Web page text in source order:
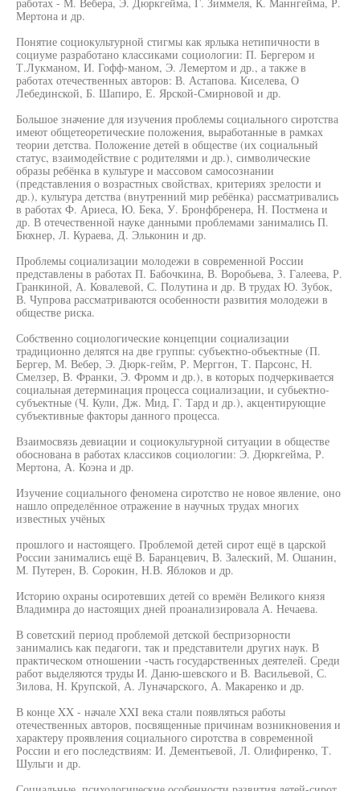
Мертона и др.
Понятие социокультурной стигмы как ярлыка нетипичности в
социуме разработано классиками социологии: П. Бергером и
Т.Лукманом, И. Гофф-маном, Э. Лемертом и др., а также в
работах отечественных авторов: В. Астапова. Киселева, О
Лебединской, Б. Шапиро, Е. Ярской-Смирновой и др.
Большое значение для изучения проблемы социального сиротства
имеют общетеоретические положения, выработанные в рамках
теории детства. Положение детей в обществе (их социальный
статус, взаимодействие с родителями и др.), символические
образы ребёнка в культуре и массовом самосознании
(представления о возрастных свойствах, критериях зрелости и
др.), культура детства (внутренний мир ребёнка) рассматривались
в работах Ф. Ариеса, Ю. Бека, У. Бронфбренера, Н. Постмена и
др. В отечественной науке данными проблемами занимались П.
Бюхнер, Л. Кураева, Д. Эльконин и др.
Проблемы социализации молодежи в современной России
представлены в работах П. Бабочкина, В. Воробьева, 3. Галеева, Р.
Гранкиной, А. Ковалевой, С. Полутина и др. В трудах Ю. Зубок,
В. Чупрова рассматриваются особенности развития молодежи в
обществе риска.
Собственно социологические концепции социализации
традиционно делятся на две группы: субъектно-объектные (П.
Бергер, М. Вебер, Э. Дюрк-гейм, Р. Мерггон, Т. Парсонс, Н.
Смелзер, В. Франки, Э. Фромм и др.), в которых подчеркивается
социальная детерминация процесса социализации, и субьектно-
субъектные (Ч. Кули, Дж. Мид, Г. Тард и др.), акцентирующие
субъективные факторы данного процесса.
Взаимосвязь девиации и социокультурной ситуации в обществе
обоснована в работах классиков социологии: Э. Дюркгейма, Р.
Мертона, А. Коэна и др.
Изучение социального феномена сиротство не новое явление, оно
нашло определённое отражение в научных трудах многих
известных учёных
прошлого и настоящего. Проблемой детей сирот ещё в царской
России занимались ещё В. Баранцевич, В. Залеский, М. Ошанин,
М. Путерен, В. Сорокин, Н.В. Яблоков и др.
Историю охраны осиротевших детей со времён Великого князя
Владимира до настоящих дней проанализировала А. Нечаева.
В советский период проблемой детской беспризорности
занимались как педагоги, так и представители других наук. В
практическом отношении -часть государственных деятелей. Среди
работ выделяются труды И. Даню-шевского и В. Васильевой, С.
Зилова, Н. Крупской, А. Луначарского, А. Макаренко и др.
В конце XX - начале XXI века стали появляться работы
отечественных авторов, посвященные причинам возникновения и
характеру проявления социального сиротства в современной
России и его последствиям: И. Дементьевой, Л. Олифиренко, Т.
Шульги и др.